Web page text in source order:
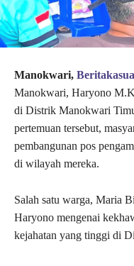
Manokwari,
Manokwari, Haryono
di Distrik Manokwari
pertemuan tersebut,
pembangunan pos
di wilayah mereka.
Salah satu warga, Maria
Haryono mengenai
kejahatan yang tinggi di